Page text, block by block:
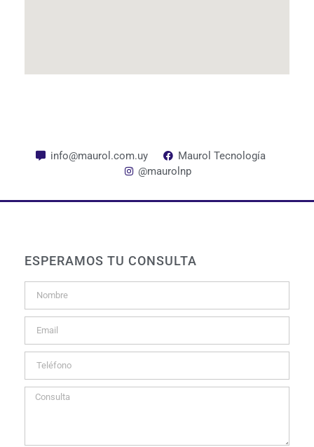
info@maurol.com.uy
Maurol Tecnología
@maurolnp
ESPERAMOS TU CONSULTA